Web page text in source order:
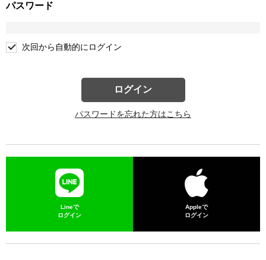
パスワード
次回から自動的にログイン
ログイン
パスワードを忘れた方はこちら
Lineで
ログイン
Appleで
ログイン